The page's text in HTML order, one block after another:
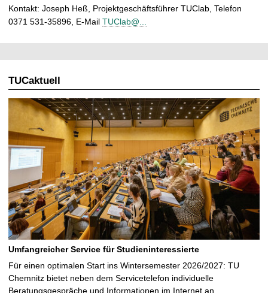
Kontakt: Joseph Heß, Projektgeschäftsführer TUClab, Telefon
0371 531-35896, E-Mail TUClab@...
TUCaktuell
Umfangreicher Service für Studieninteressierte
Für einen optimalen Start ins Wintersemester 2026/2027: TU
Chemnitz bietet neben dem Servicetelefon individuelle
Beratungsgespräche und Informationen im Internet an …